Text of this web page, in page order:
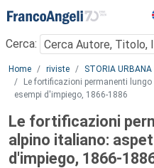
Menu
Cerca:
Main content
Home riviste STORIA URBANA
Le fortificazioni permanenti
esempi d'impiego, 1866-1886
Le fortificazioni
alpino italiano:
d'impiego, 1866-